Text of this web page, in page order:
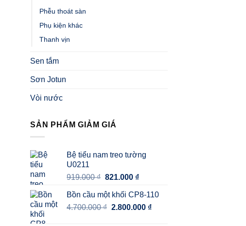
Phễu thoát sàn
Phụ kiện khác
Thanh vịn
Sen tắm
Sơn Jotun
Vòi nước
SẢN PHẨM GIẢM GIÁ
Bệ tiểu nam treo tường
U0211
919.000₫ Giá
là:
919.000 ₫.
821.000 ₫Giá
tại
là:
Bồn cầu một khối CP8-110
4.700.000₫ Giá
2.800.000 ₫Giá